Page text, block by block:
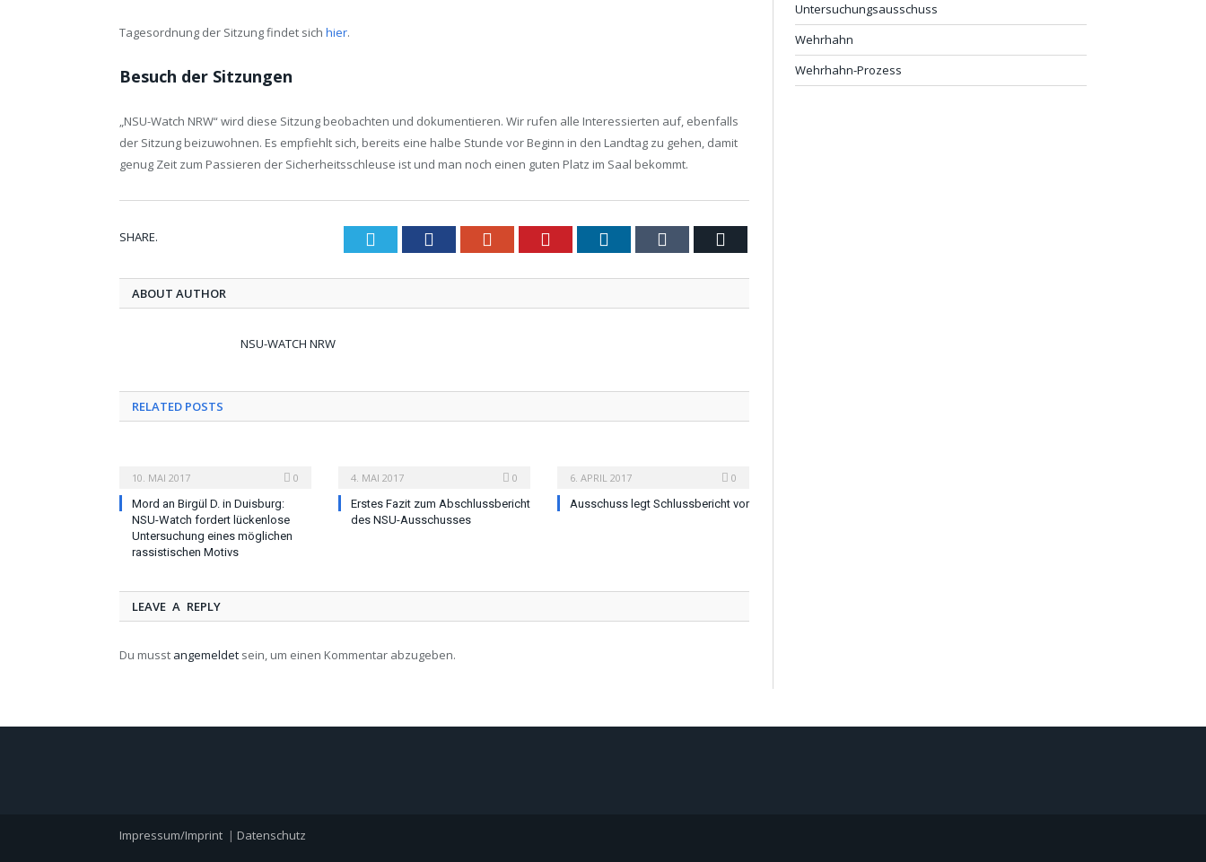
Tagesordnung der Sitzung findet sich hier.
Besuch der Sitzungen
„NSU-Watch NRW“ wird diese Sitzung beobachten und dokumentieren. Wir rufen alle Interessierten auf, ebenfalls
der Sitzung beizuwohnen. Es empfiehlt sich, bereits eine halbe Stunde vor Beginn in den Landtag zu gehen, damit
genug Zeit zum Passieren der Sicherheitsschleuse ist und man noch einen guten Platz im Saal bekommt.
SHARE. Twitter Facebook Google+ Pinterest LinkedIn Tumblr
ABOUT AUTHOR
NSU-WATCH NRW
RELATED POSTS
10. MAI 2017
0
Mord an Birgül D. in Duisburg:
NSU-Watch fordert lückenlose
Untersuchung eines möglichen
rassistischen Motivs
4. MAI 2017
0
Erstes Fazit zum Abschlussbericht
des NSU-Ausschusses
6. APRIL 2017
0
Ausschuss legt Schlussbericht vor
LEAVE A REPLY
Du musst angemeldet sein, um einen Kommentar abzugeben.
Untersuchungsausschuss
Wehrhahn
Wehrhahn-Prozess
Impressum/Imprint | Datenschutz